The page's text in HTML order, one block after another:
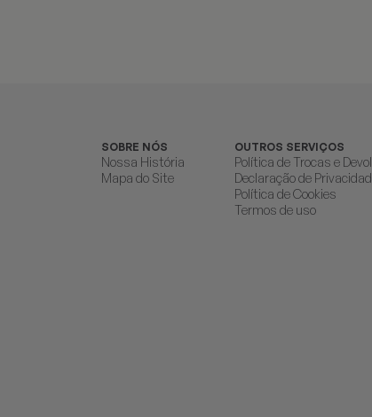
SOBRE NÓS
Nossa História
Mapa do Site
OUTROS SERVIÇOS
Política de Trocas e
Declaração de
Política de Cookies
Termos de uso